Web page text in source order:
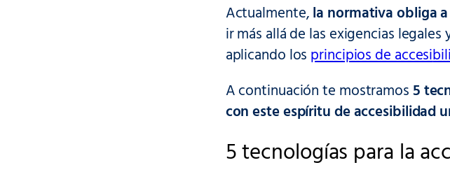
Actualmente,la normativa obliga
ir más allá de las exigencias
aplicando los principios de accesi
A continuación te mostramos 5
con este espíritu de accesibilidad
5 tecnologías para la